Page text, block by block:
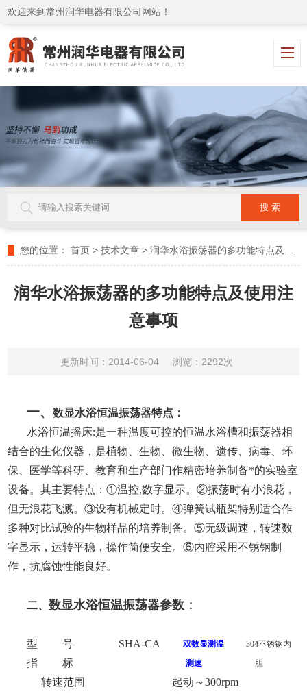
欢迎来到常州润华电器有限公司网站！
您的位置： 首页 >技术文章 >润华水浴振荡器的多功能特点及使用注意事项
润华水浴振荡器的多功能特点及使用注
意事项
更新时间：2014-06-04 浏览：2292次
一、数显水浴恒温振荡器特点：
水浴恒温摇床:是一种温度可控的恒温水浴槽和振荡器相
结合的生化仪器，是植物、生物、微生物、遗传、病毒、环
保、医学等科研、教育和生产部门作精密培养制备*的实验室
设备。其主要特点：①温控,数字显示。②振荡时有小浪花，
但无浪花飞溅。③设有机械定时。④弹簧试瓶架特别适合作
多种对比试验的生物样品的培养制备。⑤无级调速，转速数
字显示，运转平稳，操作简便安全。⑥内腔采用不锈钢制
作，抗腐蚀性能良好。
二、数显水浴恒温振荡器参数 ：
型 号
指 标
SHA-CA
双数显测温
测速
304不锈钢内
胆
转速范围
起动～300rpm